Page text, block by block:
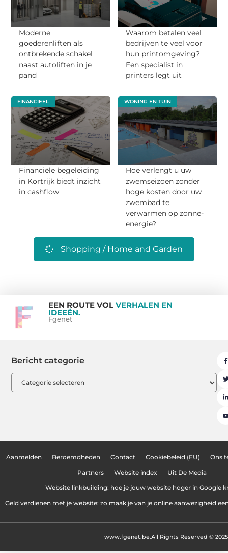
Moderne
goederenliften als
ontbrekende schakel
naast autoliften in je
pand
Waarom betalen veel
bedrijven te veel voor
hun printomgeving?
Een specialist in
printers legt uit
FINANCIEEL
Financiële begeleiding
in Kortrijk biedt inzicht
in cashflow
WONING EN TUIN
Hoe verlengt u uw
zwemseizoen zonder
hoge kosten door uw
zwembad te
verwarmen op zonne-
energie?
Shopping / Home and Garden
EEN ROUTE VOL VERHALEN EN
IDEEËN.
Fgenet
Bericht categorie
Aanmelden Beroemdheden Contact Cookiebeleid (EU) Ons
Partners Website index Uit De Media
Website linkbuilding: hoe je jouw website hoger in Google
Geld verdienen met je website: zo maak je van je online aanwezigheid
All Rights Reserved © 2025
www.fgenet.be.